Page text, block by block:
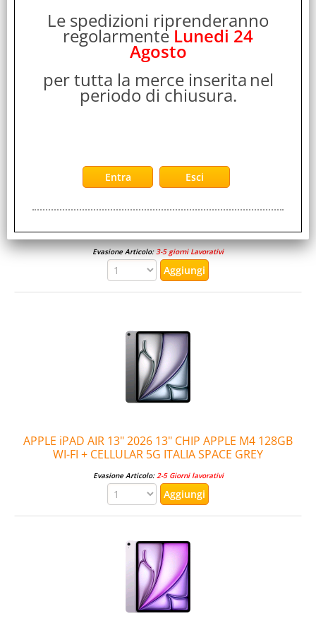
WI-FI ITALIA BLU
Evasione Articolo:48 Ore lavorative
WI-FI + CELLULAR 5G ITALIA STARLIGHT
Evasione Articolo:3-5 giorni Lavorativi
APPLE iPAD AIR 13" 2026 13" CHIP APPLE M4 128GB
WI-FI + CELLULAR 5G ITALIA SPACE GREY
Evasione Articolo:2-5 Giorni lavorativi
Le spedizioni riprenderanno
regolarmente Lunedi 24
Agosto
per tutta la merce inserita nel
periodo di chiusura.